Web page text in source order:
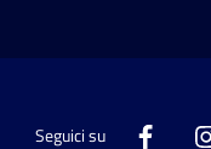
Seguici su